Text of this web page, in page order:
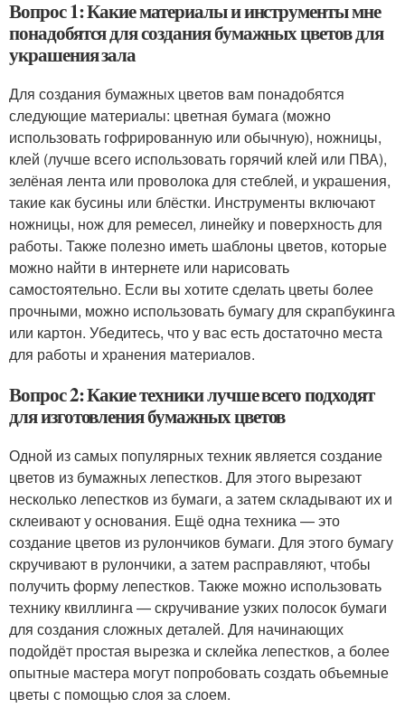
Вопрос 1: Какие материалы и инструменты мне
понадобятся для создания бумажных цветов для
украшения зала
Для создания бумажных цветов вам понадобятся
следующие материалы: цветная бумага (можно
использовать гофрированную или обычную), ножницы,
клей (лучше всего использовать горячий клей или ПВА),
зелёная лента или проволока для стеблей, и украшения,
такие как бусины или блёстки. Инструменты включают
ножницы, нож для ремесел, линейку и поверхность для
работы. Также полезно иметь шаблоны цветов, которые
можно найти в интернете или нарисовать
самостоятельно. Если вы хотите сделать цветы более
прочными, можно использовать бумагу для скрапбукинга
или картон. Убедитесь, что у вас есть достаточно места
для работы и хранения материалов.
Вопрос 2: Какие техники лучше всего подходят
для изготовления бумажных цветов
Одной из самых популярных техник является создание
цветов из бумажных лепестков. Для этого вырезают
несколько лепестков из бумаги, а затем складывают их и
склеивают у основания. Ещё одна техника — это
создание цветов из рулончиков бумаги. Для этого бумагу
скручивают в рулончики, а затем расправляют, чтобы
получить форму лепестков. Также можно использовать
технику квиллинга — скручивание узких полосок бумаги
для создания сложных деталей. Для начинающих
подойдёт простая вырезка и склейка лепестков, а более
опытные мастера могут попробовать создать объемные
цветы с помощью слоя за слоем.